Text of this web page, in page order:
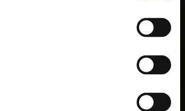
5 augusti 2025